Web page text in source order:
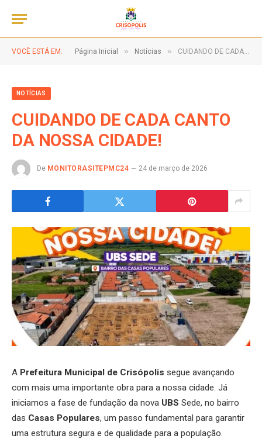
VOCÊ ESTÁ EM: Página Inicial » Notícias » CUIDANDO DE CADA CANTO DA NOSSA CIDADE!
NOTÍCIAS
CUIDANDO DE CADA CANTO
DA NOSSA CIDADE!
De MONITORASITEPMC24 24 de março de 2026
A Prefeitura Municipal de Crisópolis segue avançando
com mais uma importante obra para a nossa cidade. Já
iniciamos a fase de fundação da nova UBS Sede, no bairro
das Casas Populares, um passo fundamental para garantir
uma estrutura segura e de qualidade para a população.